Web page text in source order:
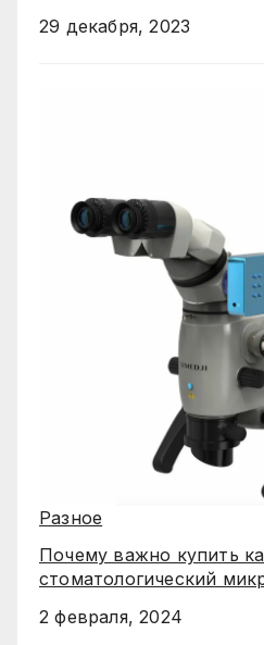
29 декабря, 2023
Разное
Почему важно купить
стоматологический
2 февраля, 2024